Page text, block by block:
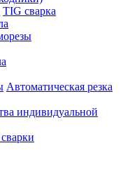
TIG сварка
Автоматическая резка
индивидуальной